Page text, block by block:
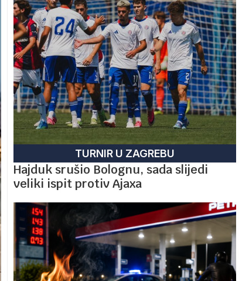
TURNIR U ZAGREBU
Hajduk srušio Bolognu, sada slijedi
veliki ispit protiv Ajaxa